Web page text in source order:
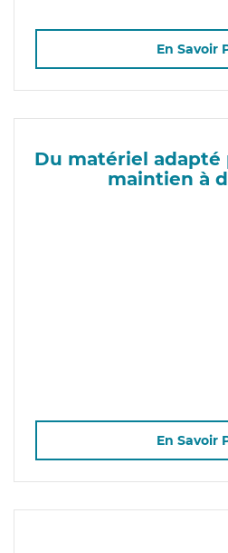
En Savoir
Du matériel adapté
maintien à
En Savoir